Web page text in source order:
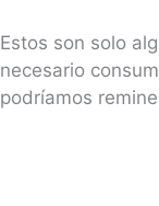
Estos son solo
necesario
podríamos